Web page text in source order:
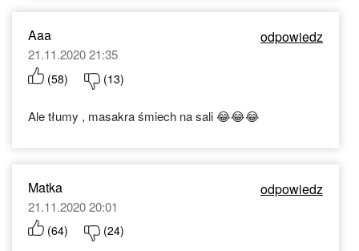
Aaa odpowiedz
21.11.2020 21:35
(58) (13)
Ale tłumy , masakra śmiech na sali 😂😂😂
Matka odpowiedz
21.11.2020 20:01
(64) (24)